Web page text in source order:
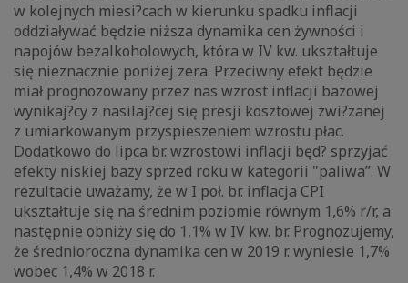
w kolejnych miesi?cach w kierunku spadku inflacji
oddziaływać będzie niższa dynamika cen żywności i
napojów bezalkoholowych, która w IV kw. ukształtuje
się nieznacznie poniżej zera. Przeciwny efekt będzie
miał prognozowany przez nas wzrost inflacji bazowej
wynikaj?cy z nasilaj?cej się presji kosztowej zwi?zanej
z umiarkowanym przyspieszeniem wzrostu płac.
Dodatkowo do lipca br. wzrostowi inflacji będ? sprzyjać
efekty niskiej bazy sprzed roku w kategorii "paliwa”. W
rezultacie uważamy, że w I poł. br. inflacja CPI
ukształtuje się na średnim poziomie równym 1,6% r/r, a
następnie obniży się do 1,1% w IV kw. br. Prognozujemy,
że średnioroczna dynamika cen w 2019 r. wyniesie 1,7%
wobec 1,4% w 2018 r.